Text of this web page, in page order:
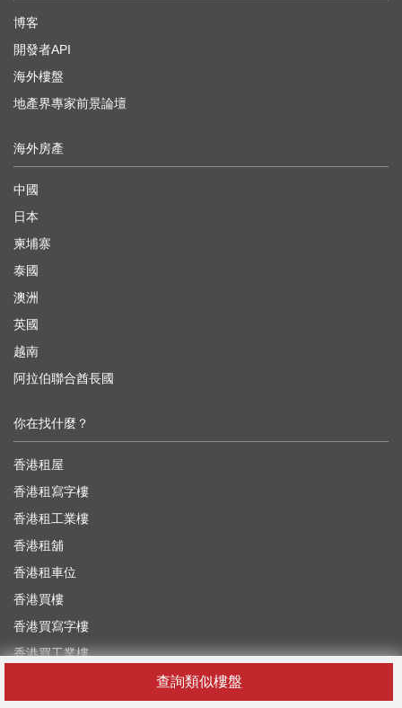
查詢類似樓盤
博客
開發者API
海外樓盤
地產界專家前景論壇
海外房產
中國
日本
柬埔寨
泰國
澳洲
英國
越南
阿拉伯聯合酋長國
你在找什麼？
香港租屋
香港租寫字樓
香港租工業樓
香港租舖
香港租車位
香港買樓
香港買寫字樓
香港買工業樓